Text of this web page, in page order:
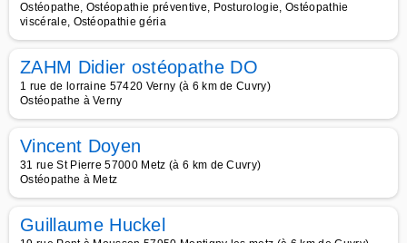
Ostéopathe, Ostéopathie préventive, Posturologie, Ostéopathie
viscérale, Ostéopathie géria
ZAHM Didier ostéopathe DO
1 rue de lorraine 57420 Verny (à 6 km de Cuvry)
Ostéopathe à Verny
Vincent Doyen
31 rue St Pierre 57000 Metz (à 6 km de Cuvry)
Ostéopathe à Metz
Guillaume Huckel